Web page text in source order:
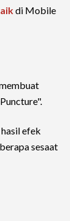
di Mobile
efek
sesaat